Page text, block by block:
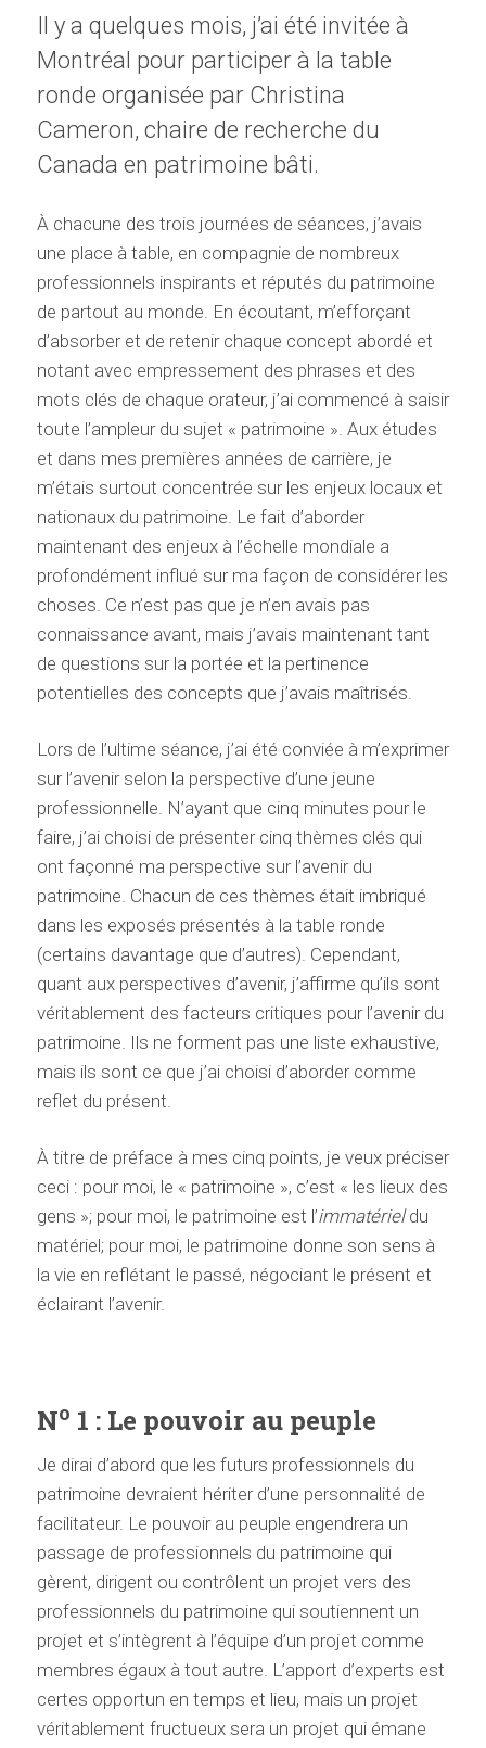
Il y a quelques mois, j’ai été invitée à
Montréal pour participer à la table
ronde organisée par Christina
Cameron, chaire de recherche du
Canada en patrimoine bâti.
À chacune des trois journées de séances, j’avais
une place à table, en compagnie de nombreux
professionnels inspirants et réputés du patrimoine
de partout au monde. En écoutant, m’efforçant
d’absorber et de retenir chaque concept abordé et
notant avec empressement des phrases et des
mots clés de chaque orateur, j’ai commencé à saisir
toute l’ampleur du sujet « patrimoine ». Aux études
et dans mes premières années de carrière, je
m’étais surtout concentrée sur les enjeux locaux et
nationaux du patrimoine. Le fait d’aborder
maintenant des enjeux à l’échelle mondiale a
profondément influé sur ma façon de considérer les
choses. Ce n’est pas que je n’en avais pas
connaissance avant, mais j’avais maintenant tant
de questions sur la portée et la pertinence
potentielles des concepts que j’avais maîtrisés.
Lors de l’ultime séance, j’ai été conviée à m’exprimer
sur l’avenir selon la perspective d’une jeune
professionnelle. N’ayant que cinq minutes pour le
faire, j’ai choisi de présenter cinq thèmes clés qui
ont façonné ma perspective sur l’avenir du
patrimoine. Chacun de ces thèmes était imbriqué
dans les exposés présentés à la table ronde
(certains davantage que d’autres). Cependant,
quant aux perspectives d’avenir, j’affirme qu’ils sont
véritablement des facteurs critiques pour l’avenir du
patrimoine. Ils ne forment pas une liste exhaustive,
mais ils sont ce que j’ai choisi d’aborder comme
reflet du présent.
À titre de préface à mes cinq points, je veux préciser
ceci : pour moi, le « patrimoine », c’est « les lieux des
gens »; pour moi, le patrimoine est l’immatérieldu
matériel; pour moi, le patrimoine donne son sens à
la vie en reflétant le passé, négociant le présent et
éclairant l’avenir.
No 1 : Le pouvoir au peuple
Je dirai d’abord que les futurs professionnels du
patrimoine devraient hériter d’une personnalité de
facilitateur. Le pouvoir au peuple engendrera un
passage de professionnels du patrimoine qui
gèrent, dirigent ou contrôlent un projet vers des
professionnels du patrimoine qui soutiennent un
projet et s’intègrent à l’équipe d’un projet comme
membres égaux à tout autre. L’apport d’experts est
certes opportun en temps et lieu, mais un projet
véritablement fructueux sera un projet qui émane